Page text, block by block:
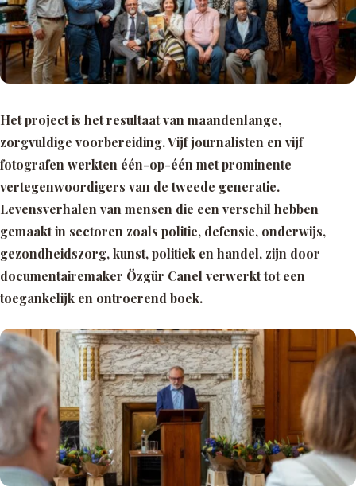
Het project is het resultaat van maandenlange,
zorgvuldige voorbereiding. Vijf journalisten en vijf
fotografen werkten één-op-één met prominente
vertegenwoordigers van de tweede generatie.
Levensverhalen van mensen die een verschil hebben
gemaakt in sectoren zoals politie, defensie, onderwijs,
gezondheidszorg, kunst, politiek en handel, zijn door
documentairemaker Özgür Canel verwerkt tot een
toegankelijk en ontroerend boek.